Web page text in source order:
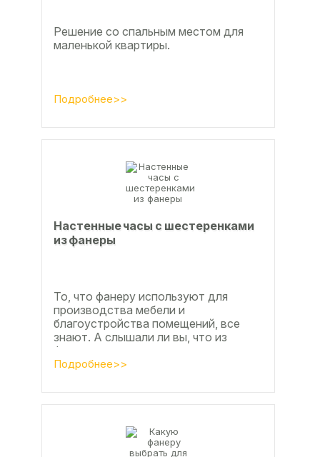
Решение со спальным местом для
маленькой квартиры.
Подробнее>>
Настенные часы с шестеренками
из фанеры
То, что фанеру используют для
производства мебели и
благоустройства помещений, все
знают. А слышали ли вы, что из
фанеры делают красивые ажурные
часы? Удивительно, но факт.
Подробнее>>